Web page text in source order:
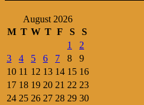
August 2026
M T W T F S
S
1
2
3
4 5 6 7 8
9
10 11 12 13 14 15 16
17 18 19 20 21 22 23
24 25 26 27 28 29 30